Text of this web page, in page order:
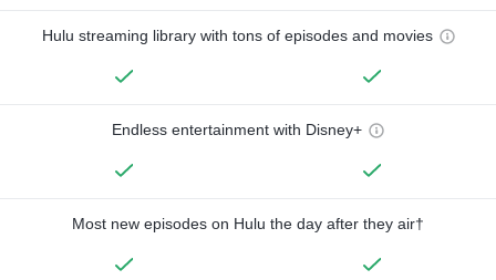
Hulu streaming library with tons of episodes and movies
Endless entertainment with Disney+
Most new episodes on Hulu the day after they air†